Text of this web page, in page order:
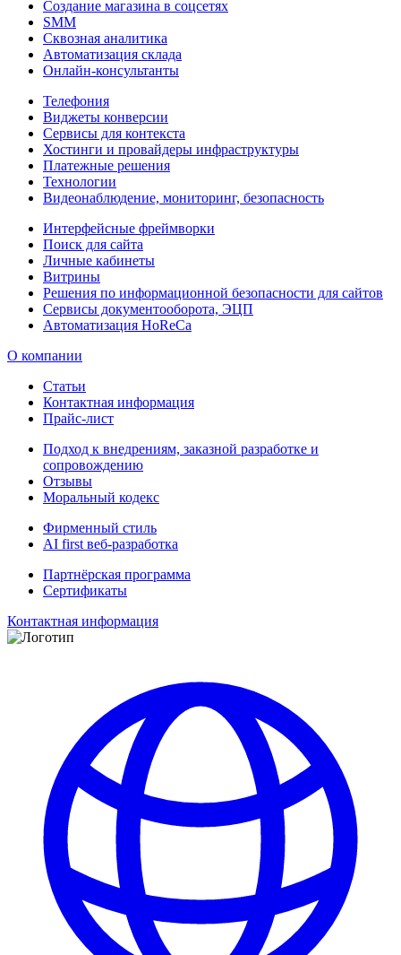
Создание магазина в соцсетях
SMM
Сквозная аналитика
Автоматизация склада
Онлайн-консультанты
Телефония
Виджеты конверсии
Сервисы для контекста
Хостинги и провайдеры инфраструктуры
Платежные решения
Технологии
Видеонаблюдение, мониторинг, безопасность
Интерфейсные фреймворки
Поиск для сайта
Личные кабинеты
Витрины
Решения по информационной безопасности для сайтов
Сервисы документооборота, ЭЦП
Автоматизация HoReCa
О компании
Статьи
Контактная информация
Прайс-лист
Подход к внедрениям, заказной разработке и
сопровождению
Отзывы
Моральный кодекс
Фирменный стиль
AI first веб-разработка
Партнёрская программа
Сертификаты
Контактная информация